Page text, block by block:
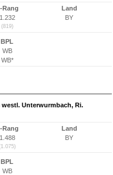
Rang
1.232
(819)
Land
BY
BPL
WB
WB*
westl. Unterwurmbach, Ri.
Rang
1.488
Land
BY
BPL
WB